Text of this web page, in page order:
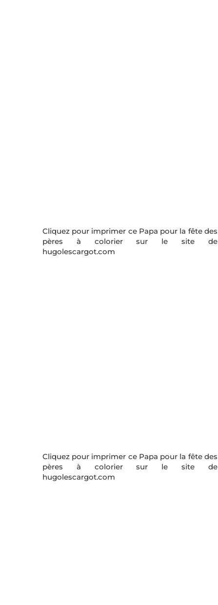
Cliquez pour imprimer ce Papa pour la fête des
pères à colorier sur le site de
hugolescargot.com
Cliquez pour imprimer ce Papa pour la fête des
pères à colorier sur le site de
hugolescargot.com